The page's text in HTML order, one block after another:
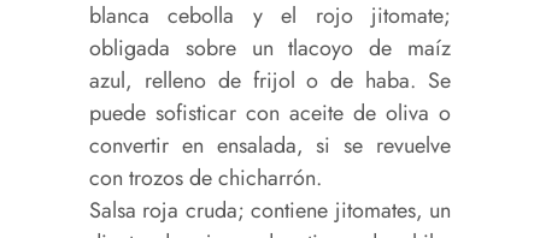
blanca cebolla y el rojo jitomate;
obligada sobre un tlacoyo de maíz
azul, relleno de frijol o de haba. Se
puede sofisticar con aceite de oliva o
convertir en ensalada, si se revuelve
con trozos de chicharrón.
Salsa roja cruda; contiene jitomates, un